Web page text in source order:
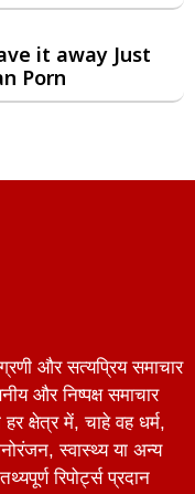
it away Just
Porn
और सत्यप्रिय समाचार
और निष्पक्ष समाचार
क्षेत्र में, चाहे वह धर्म,
स्वास्थ्य या अन्य
रिपोर्ट्स प्रदान